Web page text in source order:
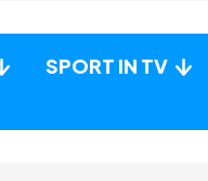
SPORT IN TV